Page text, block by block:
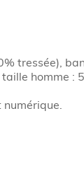
tressée),
homme :